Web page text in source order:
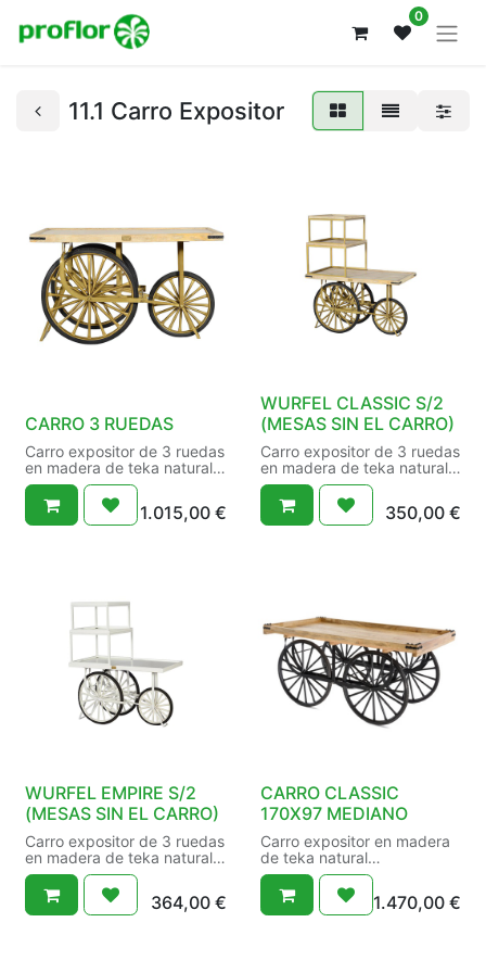
0
11.1 Carro Expositor
CARRO 3 RUEDAS
Carro expositor de 3 ruedas
en madera de teka natural o
lacada en blanco
Medidas 77x125x70cm
Ruedas metal en colores:
1.015,00€
WURFEL CLASSIC S/2
(MESAS SIN EL CARRO)
Carro expositor de 3 ruedas
en madera de teka natural o
lacada en blanco
Medidas 77x125x70cm
Ruedas metal en colores:
350,00 €
WURFEL EMPIRE S/2
(MESAS SIN EL CARRO)
Carro expositor de 3 ruedas
en madera de teka natural o
lacada en blanco
Medidas 77x125x70cm
Ruedas metal en colores:
364,00€
CARRO CLASSIC
170X97 MEDIANO
Carro expositor en madera
de teka natural
Medidas 170x97x82cm
Ruedas metal en colores:
Blanco/Negro/Rojo/Dorado
1.470,00 €